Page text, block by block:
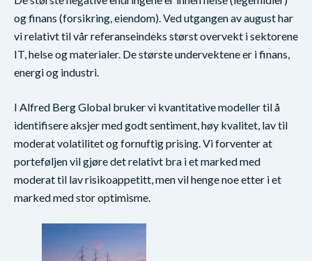
og finans (forsikring, eiendom). Ved utgangen av august har
vi relativt til vår referanseindeks størst overvekt i sektorene
IT, helse og materialer. De største undervektene er i finans,
energi og industri.
I Alfred Berg Global bruker vi kvantitative modeller til å
identifisere aksjer med godt sentiment, høy kvalitet, lav til
moderat volatilitet og fornuftig prising. Vi forventer at
porteføljen vil gjøre det relativt bra i et marked med
moderat til lav risikoappetitt, men vil henge noe etter i et
marked med stor optimisme.